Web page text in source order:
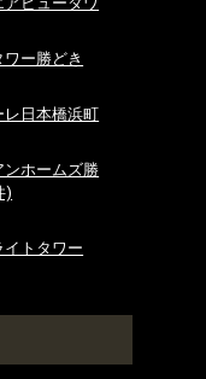
ー勝どき
レ日本橋浜町
ンホームズ勝
)
イトタワー